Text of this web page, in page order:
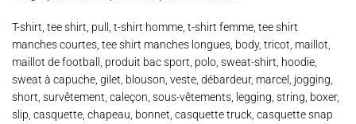
T-shirt, tee shirt, pull, t-shirt homme, t-shirt femme, tee shirt
manches courtes, tee shirt manches longues, body, tricot, maillot,
maillot de football, produit bac sport, polo, sweat-shirt, hoodie,
sweat à capuche, gilet, blouson, veste, débardeur, marcel, jogging,
short, survêtement, caleçon, sous-vêtements, legging, string, boxer,
slip, casquette, chapeau, bonnet, casquette truck, casquette snap